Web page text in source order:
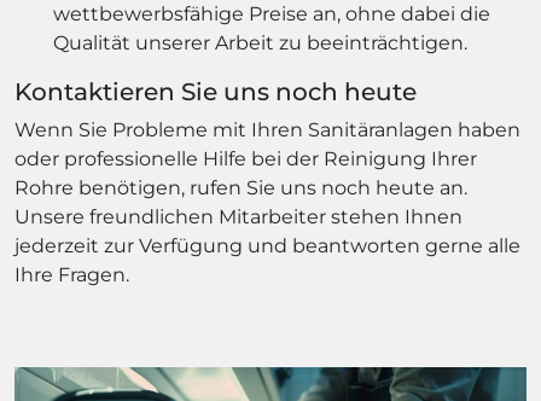
wettbewerbsfähige Preise an, ohne dabei die
Qualität unserer Arbeit zu beeinträchtigen.
Kontaktieren Sie uns noch heute
Wenn Sie Probleme mit Ihren Sanitäranlagen haben
oder professionelle Hilfe bei der Reinigung Ihrer
Rohre benötigen, rufen Sie uns noch heute an.
Unsere freundlichen Mitarbeiter stehen Ihnen
jederzeit zur Verfügung und beantworten gerne alle
Ihre Fragen.